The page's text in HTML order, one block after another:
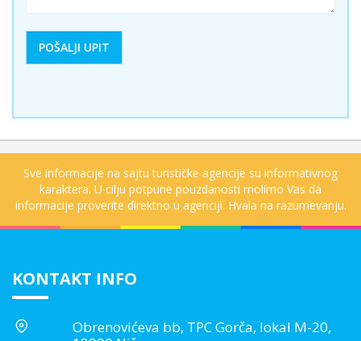
Sve informacije na sajtu turističke agencije su informativnog
karaktera. U cilju potpune pouzdanosti molimo Vas da
informacije proverite direktno u agenciji. Hvala na razumevanju.
KONTAKT INFO
Obrenovićeva bb, TPC Gorča, lokal M-20,